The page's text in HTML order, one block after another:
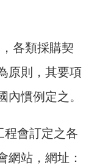
各類採購契
原則，其要項
內慣例定之。
程會訂定之各
網站，網址：